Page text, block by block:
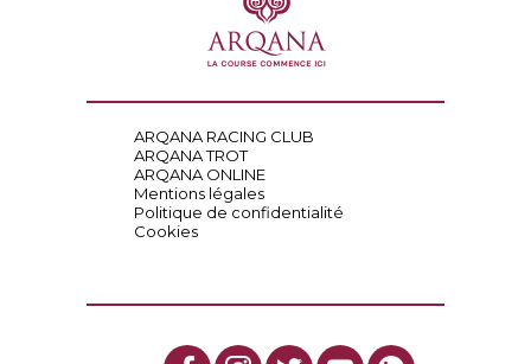
ARQANA RACING CLUB
ARQANA TROT
ARQANA ONLINE
Mentions légales
Politique de confidentialité
Cookies